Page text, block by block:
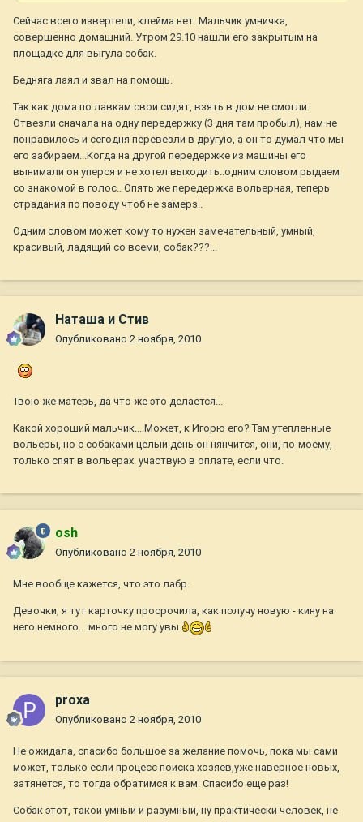
Сейчас всего извертели, клейма нет. Мальчик умничка,
совершенно домашний. Утром 29.10 нашли его закрытым на
площадке для выгула собак.
Бедняга лаял и звал на помощь.
Так как дома по лавкам свои сидят, взять в дом не смогли.
Отвезли сначала на одну передержку (3 дня там пробыл), нам не
понравилось и сегодня перевезли в другую, а он то думал что мы
его забираем...Когда на другой передержке из машины его
вынимали он уперся и не хотел выходить..одним словом рыдаем
со знакомой в голос.. Опять же передержка вольерная, теперь
страдания по поводу чтоб не замерз..
Одним словом может кому то нужен замечательный, умный,
красивый, ладящий со всеми, собак???...
Наташа и Стив
Опубликовано 2 ноября, 2010
Твою же матерь, да что же это делается...
Какой хороший мальчик... Может, к Игорю его? Там утепленные
вольеры, но с собаками целый день он нянчится, они, по-моему,
только спят в вольерах. участвую в оплате, если что.
osh
Опубликовано 2 ноября, 2010
Мне вообще кажется, что это лабр.
Девочки, я тут карточку просрочила, как получу новую - кину на
него немного... много не могу увы
proxa
Опубликовано 2 ноября, 2010
Не ожидала, спасибо большое за желание помочь, пока мы сами
может, только если процесс поиска хозяев,уже наверное новых,
затянется, то тогда обратимся к вам. Спасибо еще раз!
Собак этот, такой умный и разумный, ну практически человек, не